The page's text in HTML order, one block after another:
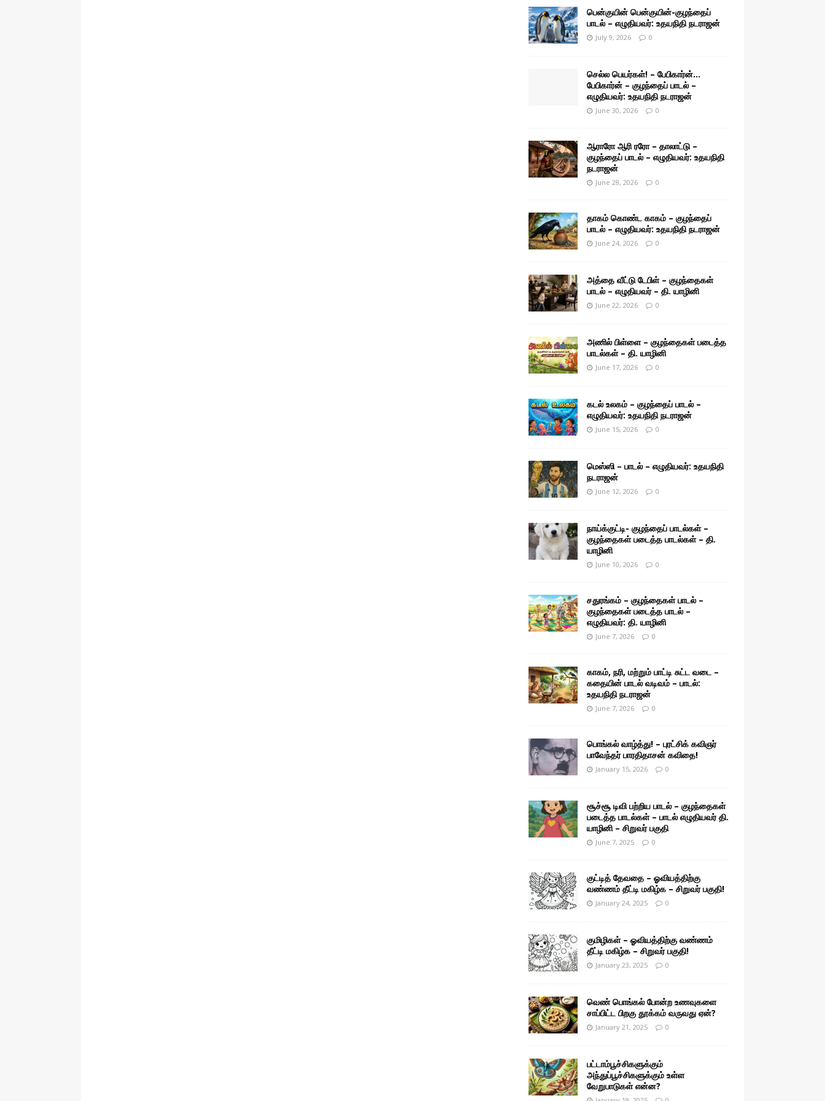
பென்குயின் பென்குயின்-குழந்தைப்
பாடல் – எழுதியவர்: உதயநிதி நடராஜன்
July 9, 2026 0
செல்ல பெயர்கள்! – பேபிகார்ன்…
பேபிகார்ன் – குழந்தைப் பாடல் –
எழுதியவர்: உதயநிதி நடராஜன்
June 30, 2026 0
ஆராரோ ஆரி ரரோ – தாலாட்டு –
குழந்தைப் பாடல் – எழுதியவர்: உதயநிதி
நடராஜன்
June 28, 2026 0
தாகம் கொண்ட காகம் – குழந்தைப்
பாடல் – எழுதியவர்: உதயநிதி நடராஜன்
June 24, 2026 0
அத்தை வீட்டு டேபிள் – குழந்தைகள்
பாடல் – எழுதியவர் – தி. யாழினி
June 22, 2026 0
அணில் பிள்ளை – குழந்தைகள் படைத்த
பாடல்கள் – தி. யாழினி
June 17, 2026 0
கடல் உலகம் – குழந்தைப் பாடல் –
எழுதியவர்: உதயநிதி நடராஜன்
June 15, 2026 0
மெஸ்ஸி – பாடல் – எழுதியவர்: உதயநிதி
நடராஜன்
June 12, 2026 0
நாய்க்குட்டி- குழந்தைப் பாடல்கள் –
குழந்தைகள் படைத்த பாடல்கள் – தி.
யாழினி
June 10, 2026 0
சதுரங்கம் – குழந்தைகள் பாடல் –
குழந்தைகள் படைத்த பாடல் –
எழுதியவர்: தி. யாழினி
June 7, 2026 0
காகம், நரி, மற்றும் பாட்டி சுட்ட வடை –
கதையின் பாடல் வடிவம் – பாடல்:
உதயநிதி நடராஜன்
June 7, 2026 0
பொங்கல் வாழ்த்து! – புரட்சிக் கவிஞர்
பாவேந்தர் பாரதிதாசன் கவிதை!
January 15, 2026 0
சூச்சூ டிவி பற்றிய பாடல் – குழந்தைகள்
படைத்த பாடல்கள் – பாடல் எழுதியவர் தி.
யாழினி – சிறுவர் பகுதி
June 7, 2025 0
குட்டித் தேவதை – ஓவியத்திற்கு
வண்ணம் தீட்டி மகிழ்க – சிறுவர் பகுதி!
January 24, 2025 0
குமிழிகள் – ஓவியத்திற்கு வண்ணம்
தீட்டி மகிழ்க – சிறுவர் பகுதி!
January 23, 2025 0
வெண் பொங்கல் போன்ற உணவுகளை
சாப்பிட்ட பிறகு தூக்கம் வருவது ஏன்?
January 21, 2025 0
பட்டாம்பூச்சிகளுக்கும்
அந்துப்பூச்சிகளுக்கும் உள்ள
வேறுபாடுகள் என்ன?